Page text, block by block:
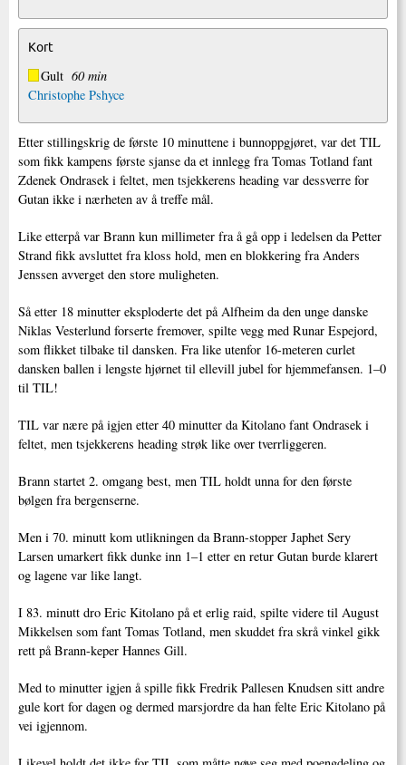
Kort
Gult 60 min
Christophe Pshyce
Etter stillingskrig de første 10 minuttene i bunnoppgjøret, var det TIL
som fikk kampens første sjanse da et innlegg fra Tomas Totland fant
Zdenek Ondrasek i feltet, men tsjekkerens heading var dessverre for
Gutan ikke i nærheten av å treffe mål.
Like etterpå var Brann kun millimeter fra å gå opp i ledelsen da Petter
Strand fikk avsluttet fra kloss hold, men en blokkering fra Anders
Jenssen avverget den store muligheten.
Så etter 18 minutter eksploderte det på Alfheim da den unge danske
Niklas Vesterlund forserte fremover, spilte vegg med Runar Espejord,
som flikket tilbake til dansken. Fra like utenfor 16-meteren curlet
dansken ballen i lengste hjørnet til ellevill jubel for hjemmefansen. 1–0
til TIL!
TIL var nære på igjen etter 40 minutter da Kitolano fant Ondrasek i
feltet, men tsjekkerens heading strøk like over tverrliggeren.
Brann startet 2. omgang best, men TIL holdt unna for den første
bølgen fra bergenserne.
Men i 70. minutt kom utlikningen da Brann-stopper Japhet Sery
Larsen umarkert fikk dunke inn 1–1 etter en retur Gutan burde klarert
og lagene var like langt.
I 83. minutt dro Eric Kitolano på et erlig raid, spilte videre til August
Mikkelsen som fant Tomas Totland, men skuddet fra skrå vinkel gikk
rett på Brann-keper Hannes Gill.
Med to minutter igjen å spille fikk Fredrik Pallesen Knudsen sitt andre
gule kort for dagen og dermed marsjordre da han felte Eric Kitolano på
vei igjennom.